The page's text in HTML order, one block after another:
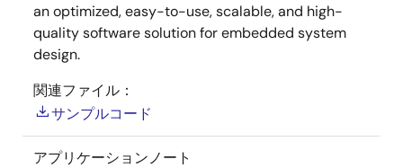
an optimized, easy-to-use, scalable, and high-
quality software solution for embedded system
design.
関連ファイル：
サンプルコード
アプリケーションノート